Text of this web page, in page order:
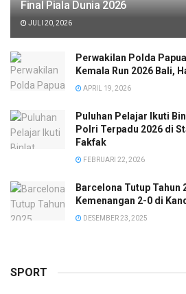
Final Piala Dunia 2026
JULI 20, 2026
Perwakilan Polda
Kemala Run 2026 Bali,
APRIL 19, 2026
Puluhan Pelajar Ikuti
Polri Terpadu 2026 di
Fakfak
FEBRUARI 22, 2026
Barcelona Tutup Tahun
Kemenangan 2-0 di
DESEMBER 23, 2025
SPORT